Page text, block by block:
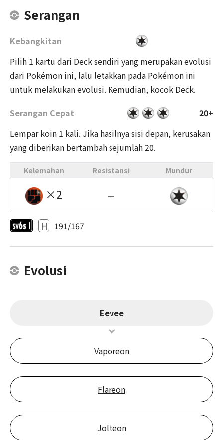
Serangan
Kebangkitan
Pilih 1 kartu dari Deck sendiri yang merupakan evolusi
dari Pokémon ini, lalu letakkan pada Pokémon ini
untuk melakukan evolusi. Kemudian, kocok Deck.
Serangan Cepat
20+
Lempar koin 1 kali. Jika hasilnya sisi depan, kerusakan
yang diberikan bertambah sejumlah 20.
Kelemahan Resistansi Mundur
×2 --
H 191/167
Evolusi
Eevee
Vaporeon
Flareon
Jolteon